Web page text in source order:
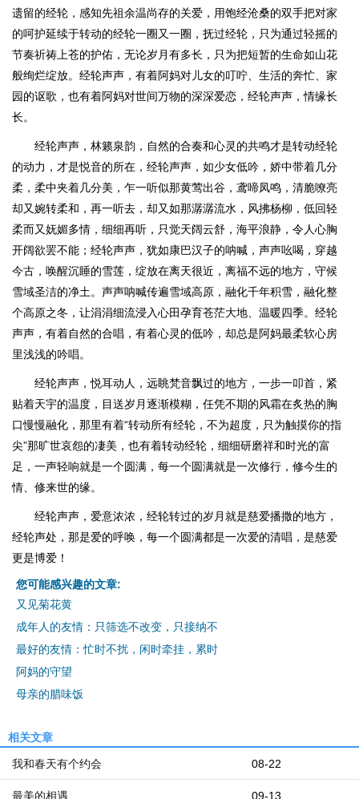
遗留的经轮，感知先祖余温尚存的关爱，用饱经沧桑的双手把对家
的呵护延续于转动的经轮一圈又一圈，抚过经轮，只为通过轻摇的
节奏祈祷上苍的护佑，无论岁月有多长，只为把短暂的生命如山花
般绚烂绽放。经轮声声，有着阿妈对儿女的叮咛、生活的奔忙、家
园的讴歌，也有着阿妈对世间万物的深深爱恋，经轮声声，情缘长
长。
经轮声声，林籁泉韵，自然的合奏和心灵的共鸣才是转动经轮
的动力，才是悦音的所在，经轮声声，如少女低吟，娇中带着几分
柔，柔中夹着几分美，乍一听似那黄莺出谷，鸢啼凤鸣，清脆嘹亮
却又婉转柔和，再一听去，却又如那潺潺流水，风拂杨柳，低回轻
柔而又妩媚多情，细细再听，只觉天阔云舒，海平浪静，令人心胸
开阔欲罢不能；经轮声声，犹如康巴汉子的呐喊，声声吆喝，穿越
今古，唤醒沉睡的雪莲，绽放在离天很近，离福不远的地方，守候
雪域圣洁的净土。声声呐喊传遍雪域高原，融化千年积雪，融化整
个高原之冬，让涓涓细流浸入心田孕育苍茫大地、温暖四季。经轮
声声，有着自然的合唱，有着心灵的低吟，却总是阿妈最柔软心房
里浅浅的吟唱。
经轮声声，悦耳动人，远眺梵音飘过的地方，一步一叩首，紧
贴着天宇的温度，目送岁月逐渐模糊，任凭不期的风霜在炙热的胸
口慢慢融化，那里有着“转动所有经轮，不为超度，只为触摸你的指
尖”那旷世哀怨的凄美，也有着转动经轮，细细研磨祥和时光的富
足，一声轻响就是一个圆满，每一个圆满就是一次修行，修今生的
情、修来世的缘。
经轮声声，爱意浓浓，经轮转过的岁月就是慈爱播撒的地方，
经轮声处，那是爱的呼唤，每一个圆满都是一次爱的清唱，是慈爱
更是博爱！
您可能感兴趣的文章:
又见菊花黄
成年人的友情：只筛选不改变，只接纳不
最好的友情：忙时不扰，闲时牵挂，累时
阿妈的守望
母亲的腊味饭
相关文章
08-22
我和春天有个约会
09-13
最美的相遇